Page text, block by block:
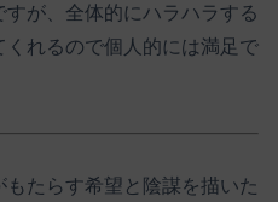
が、全体的にハラハラする
れるので個人的には満足で
たらす希望と陰謀を描いた